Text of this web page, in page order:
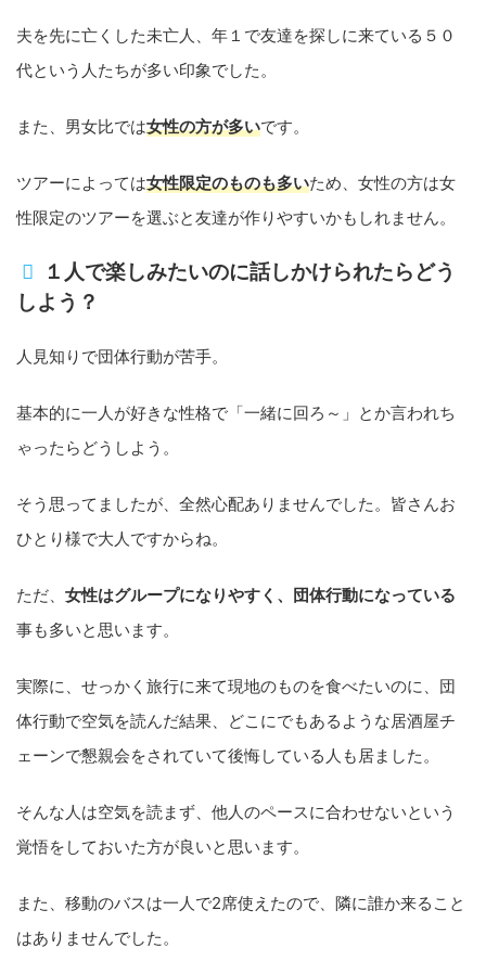
夫を先に亡くした未亡人、年１で友達を探しに来ている５０
代という人たちが多い印象でした。
また、男女比では女性の方が多いです。
ツアーによっては女性限定のものも多いため、女性の方は女
性限定のツアーを選ぶと友達が作りやすいかもしれません。
１人で楽しみたいのに話しかけられたらどう
しよう？
人見知りで団体行動が苦手。
基本的に一人が好きな性格で「一緒に回ろ～」とか言われち
ゃったらどうしよう。
そう思ってましたが、全然心配ありませんでした。皆さんお
ひとり様で大人ですからね。
ただ、 女性はグループになりやすく、団体行動になっている
事も多いと思います。
実際に、せっかく旅行に来て現地のものを食べたいのに、団
体行動で空気を読んだ結果、どこにでもあるような居酒屋チ
ェーンで懇親会をされていて後悔している人も居ました。
そんな人は空気を読まず、他人のペースに合わせないという
覚悟をしておいた方が良いと思います。
また、移動のバスは一人で2席使えたので、隣に誰か来ること
はありませんでした。